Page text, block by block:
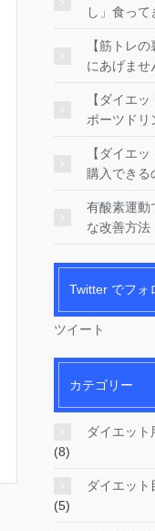
し」食って
【筋トレ
にあげませ
【ダイエ
ポーツドリ
【ダイエ
購入できる
有酸素運動
な改善方法
Twitter でフォ
ツイート
カテゴリー
ダイエット
(8)
ダイエット
(5)